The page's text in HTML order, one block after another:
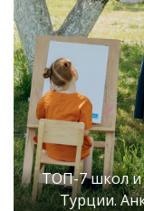
ТОП-7 школ и
Турции.